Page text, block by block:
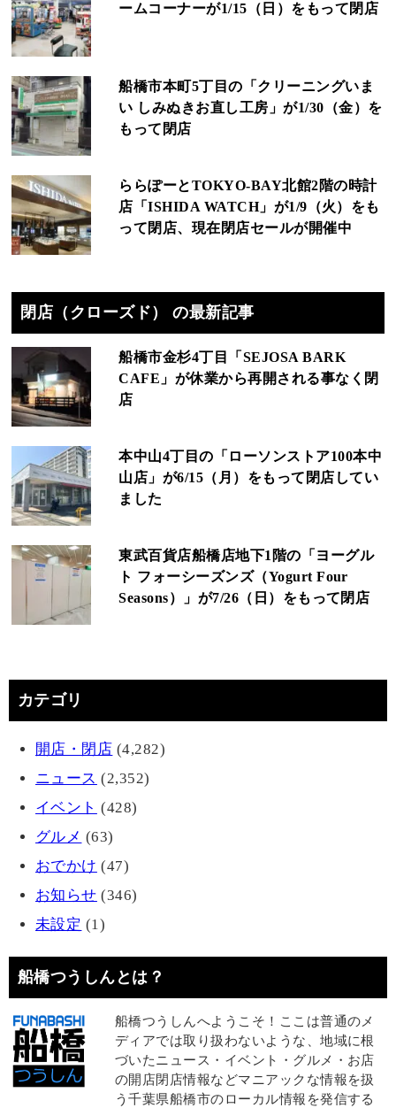
ームコーナーが1/15（日）をもって閉店
船橋市本町5丁目の「クリーニングいま
い しみぬきお直し工房」が1/30（金）を
もって閉店
ららぽーとTOKYO‐BAY北館2階の時計
店「ISHIDA WATCH」が1/9（火）をも
って閉店、現在閉店セールが開催中
閉店（クローズド） の最新記事
船橋市金杉4丁目「SEJOSA BARK
CAFE」が休業から再開される事なく閉
店
本中山4丁目の「ローソンストア100本中
山店」が6/15（月）をもって閉店してい
ました
東武百貨店船橋店地下1階の「ヨーグル
ト フォーシーズンズ（Yogurt Four
Seasons）」が7/26（日）をもって閉店
カテゴリ
開店・閉店 (4,282)
ニュース (2,352)
イベント (428)
グルメ (63)
おでかけ (47)
お知らせ (346)
未設定 (1)
船橋つうしんとは？
船橋つうしんへようこそ！ここは普通のメ
ディアでは取り扱わないような、地域に根
づいたニュース・イベント・グルメ・お店
の開店閉店情報などマニアックな情報を扱
う千葉県船橋市のローカル情報を発信する